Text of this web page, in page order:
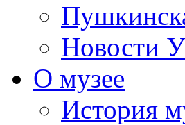
Новости
О музее
История